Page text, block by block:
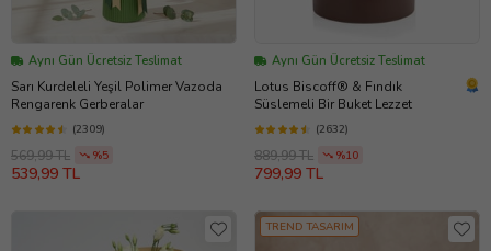
Aynı Gün Ücretsiz Teslimat
Sarı Kurdeleli Yeşil Polimer Vazoda
Rengarenk Gerberalar
(2309)
569,99 TL %5
539,99 TL
Aynı Gün Ücretsiz Teslimat
Lotus Biscoff® & Fındık
Süslemeli Bir Buket Lezzet
(2632)
889,99 TL %10
799,99 TL
TREND TASARIM